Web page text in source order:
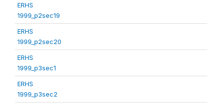
ERHS
1999_p2sec19
ERHS
1999_p2sec20
ERHS
1999_p3sec1
ERHS
1999_p3sec2